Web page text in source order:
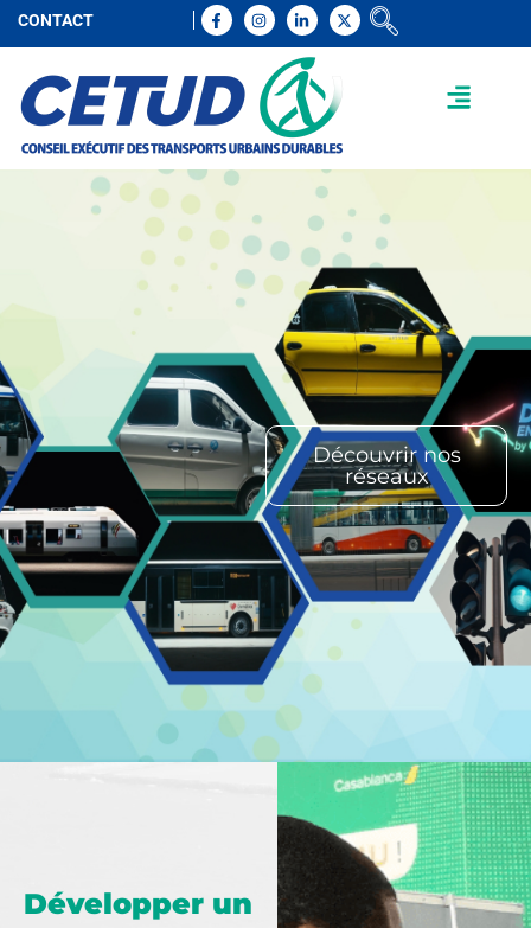
CONTACT
Découvrir nos
réseaux
Développer un